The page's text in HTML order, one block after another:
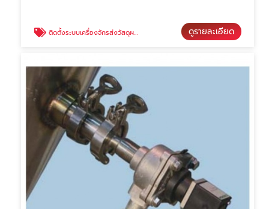
ติดตั้งระบบเครื่องจักรส่งวัสดุผง ดูรายละเอียด